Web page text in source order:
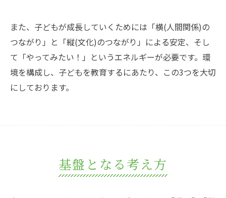
また、子どもが成長していくためには「横(人間関係)の
つながり」と「縦(文化)のつながり」による安定、そし
て「やってみたい！」というエネルギーが必要です。環
境を構成し、子どもを教育するにあたり、この3つを大切
にしております。
基盤となる考え方